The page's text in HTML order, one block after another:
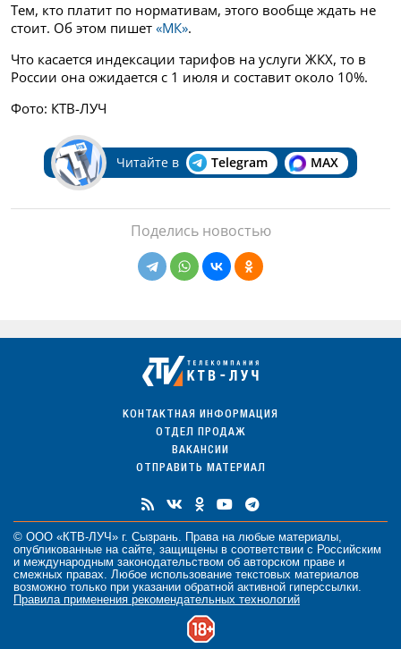
Тем, кто платит по нормативам, этого вообще ждать не
стоит. Об этом пишет «МК».
Что касается индексации тарифов на услуги ЖКХ, то в
России она ожидается с 1 июля и составит около 10%.
Фото: КТВ-ЛУЧ
Читайте в Telegram MAX
Поделись новостью
КОНТАКТНАЯ ИНФОРМАЦИЯ
ОТДЕЛ ПРОДАЖ
ВАКАНСИИ
ОТПРАВИТЬ МАТЕРИАЛ
© ООО «КТВ-ЛУЧ» г. Сызрань. Права на любые материалы
опубликованные на сайте, защищены в соответствии с Российским
и международным законодательством об авторском праве и
смежных правах. Любое использование текстовых материалов
возможно только при указании обратной активной гиперссылки.
Правила применения рекомендательных технологий